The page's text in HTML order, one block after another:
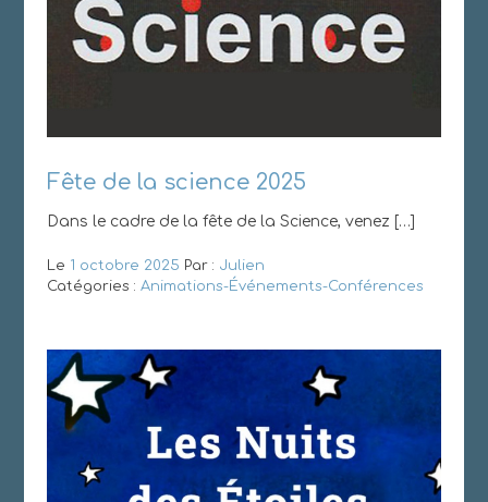
Fête de la science 2025
Dans le cadre de la fête de la Science, venez […]
Le 1 octobre 2025 Par : Julien
Catégories : Animations-Événements-Conférences